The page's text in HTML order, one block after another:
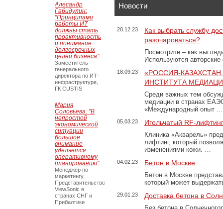
Новости
20.12.23
Как выбрать службу
разочароваться?
Посмотрите – как
Используются
18.09.23
«РОССИЯ-
ИНСТИТУТА
Среди важных тем
медиации в странах
«Международный опыт …
05.03.23 Игольчатый RF-
Клиника «Акварель»
лифтинг, который
изменениями кожи. …
04.02.23 Бетон в Москве
Бетон в Москве
который может
29.01.23 Доставка бетона в
Алесандр
Габидулин:
"Принципами
работы ИТ
должны стать
проактивность
и понимание
долгосрочных
целей бизнеса"
Заместитель
генерального
директора по ИТ-
инфраструктуре,
ГК CUSTIS
Мария
Соловьева: "В
непростой
экономической
ситуации
большое
внимание
уделяется
оперативному
планированию"
Менеджер по
маркетингу,
Представительство
ViewSonic в
странах СНГ и
Прибалтики